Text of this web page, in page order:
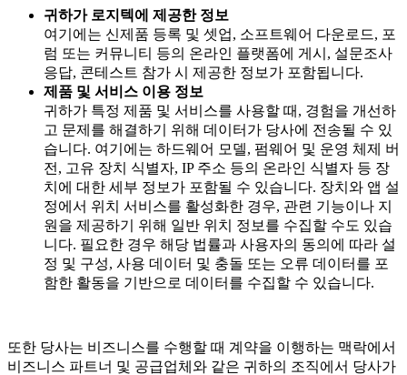
귀하가 로지텍에 제공한 정보
여기에는 신제품 등록 및 셋업, 소프트웨어 다운로드, 포
럼 또는 커뮤니티 등의 온라인 플랫폼에 게시, 설문조사
응답, 콘테스트 참가 시 제공한 정보가 포함됩니다.
제품 및 서비스 이용 정보
귀하가 특정 제품 및 서비스를 사용할 때, 경험을 개선하
고 문제를 해결하기 위해 데이터가 당사에 전송될 수 있
습니다. 여기에는 하드웨어 모델, 펌웨어 및 운영 체제 버
전, 고유 장치 식별자, IP 주소 등의 온라인 식별자 등 장
치에 대한 세부 정보가 포함될 수 있습니다. 장치와 앱 설
정에서 위치 서비스를 활성화한 경우, 관련 기능이나 지
원을 제공하기 위해 일반 위치 정보를 수집할 수도 있습
니다. 필요한 경우 해당 법률과 사용자의 동의에 따라 설
정 및 구성, 사용 데이터 및 충돌 또는 오류 데이터를 포
함한 활동을 기반으로 데이터를 수집할 수 있습니다.
또한 당사는 비즈니스를 수행할 때 계약을 이행하는 맥락에서
비즈니스 파트너 및 공급업체와 같은 귀하의 조직에서 당사가